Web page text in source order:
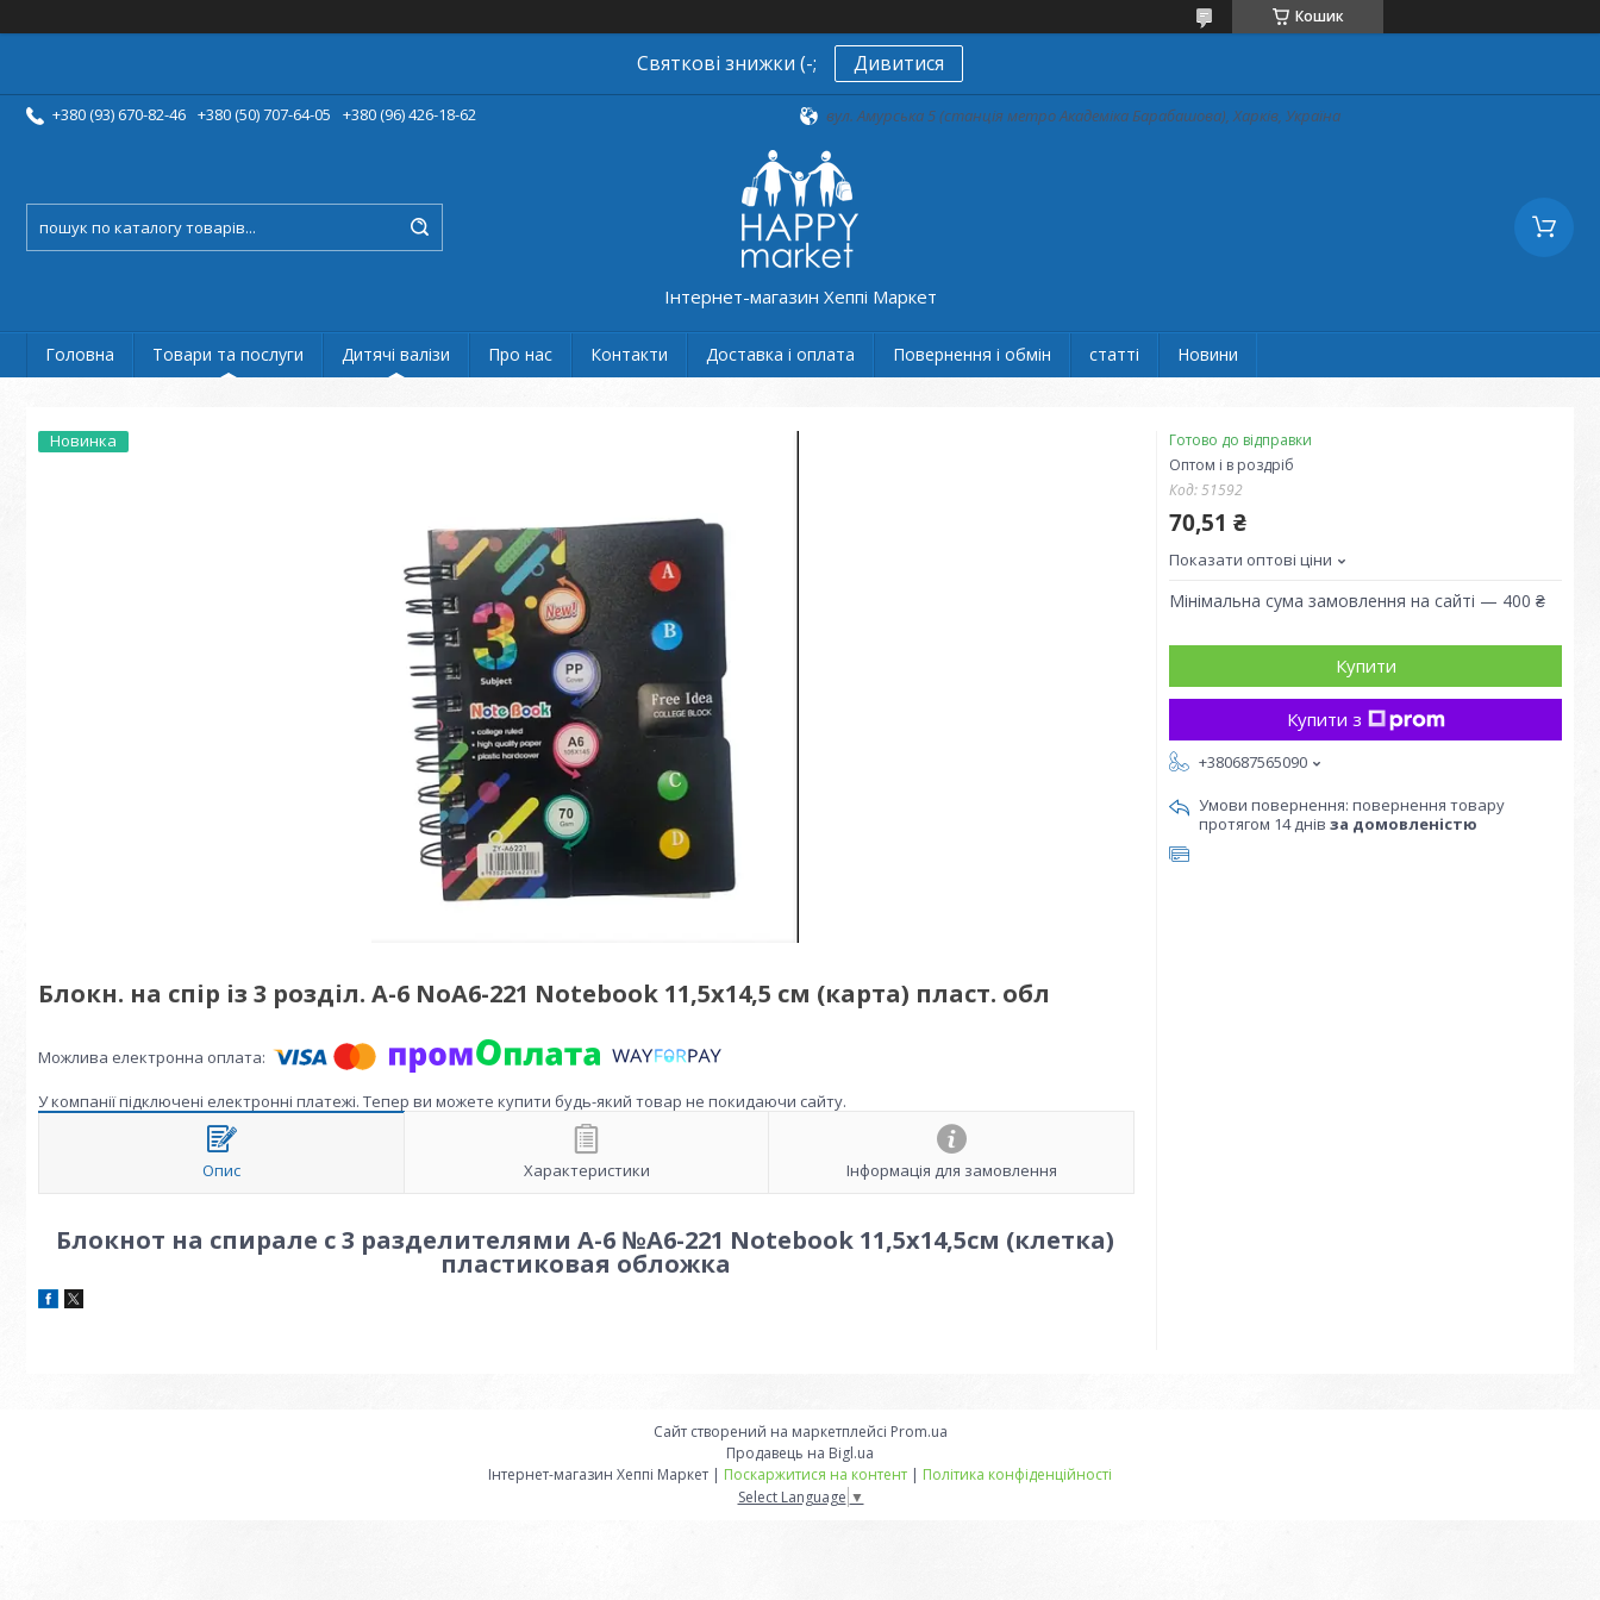
Кошик
Святкові знижки (-; Дивитися
+380 (93) 670-82-46 +380 (50) 707-64-05 +380 (96) 426-18-62 вул. Амурська 5 (станція метро Академіка Барабашова), Харків, Україна
Інтернет-магазин Хеппі Маркет
Головна Товари та послуги Дитячі валізи Про нас Контакти Доставка і оплата Повернення і обмін статті Новини
Новинка
Блокн. на спір із 3 розділ. A-6 NoA6-221 Notebook 11,5х14,5 см (карта) пласт. обл
У компанії підключені електронні платежі. Тепер ви можете купити будь-який товар не покидаючи сайту.
Опис Характеристики Інформація для замовлення
Блокнот на спирале с 3 разделителями A-6 №А6-221 Notebook 11,5х14,5см (клетка)
пластиковая обложка
Готово до відправки
Оптом і в роздріб
Код:51592
70,51 ₴
Показати оптові ціни
Мінімальна сума замовлення на сайті — 400 ₴
Купити
Купити з
+380687565090
повернення товару
протягом 14 днів за домовленістю
Сайт створений на маркетплейсі Prom.ua
Продавець на Bigl.ua
Інтернет-магазин Хеппі Маркет | Поскаржитися на контент | Політика конфіденційності
Select Language ▼